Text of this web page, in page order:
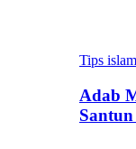
Tips
Adab